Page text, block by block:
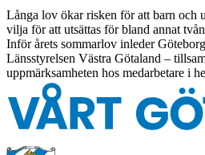
Långa lov ökar risken för att barn och
vilja för att utsättas för bland annat
Inför årets sommarlov inleder
Länsstyrelsen Västra Götaland –
uppmärksamheten hos medarbetare i